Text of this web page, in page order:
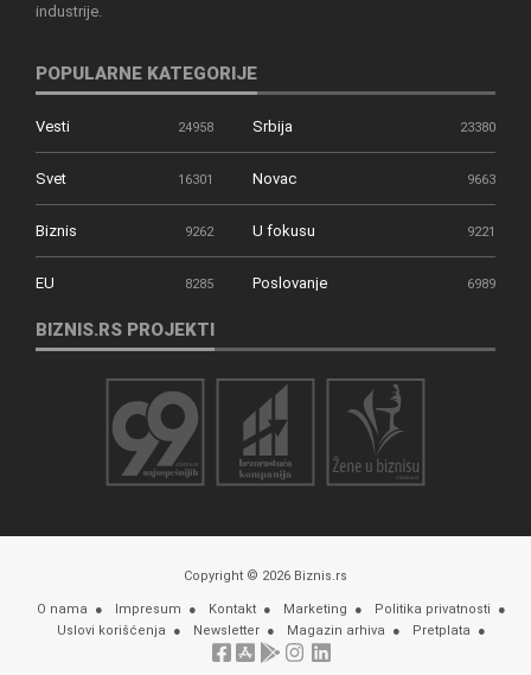
industrije.
POPULARNE KATEGORIJE
Vesti 24958 Srbija 23380
Svet 16301 Novac 9663
Biznis 9262 U fokusu 9221
EU 8285 Poslovanje 6989
BIZNIS.RS PROJEKTI
Copyright © 2026 Biznis.rs
O nama Impresum Kontakt Marketing
Politika privatnosti
Uslovi korišćenja
Newsletter Magazin arhiva Pretplata